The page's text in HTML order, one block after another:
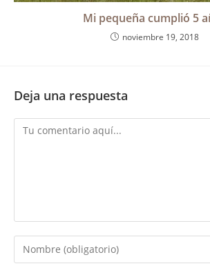
Mi pequeña cumplió 5
noviembre 19, 2018
Deja una respuesta